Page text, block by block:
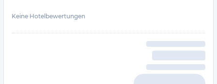
Keine Hotelbewertungen